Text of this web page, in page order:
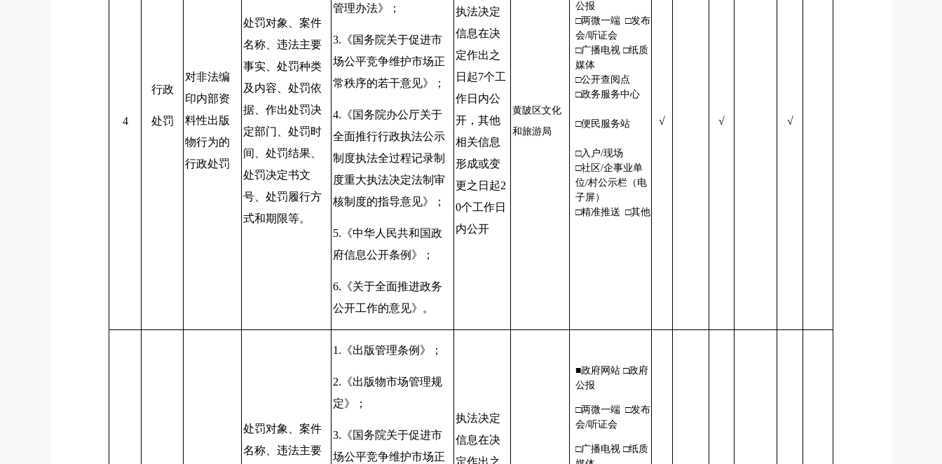
4
行政
处罚
对非法编
印内部资
料性出版
物行为的
行政处罚
处罚对象、案件
名称、违法主要
事实、处罚种类
及内容、处罚依
据、作出处罚决
定部门、处罚时
间、处罚结果、
处罚决定书文
号、处罚履行方
式和期限等。
管理办法》；
3. 《国务院关于促进市
场公平竞争维护市场正
常秩序的若干意见》；
4. 《国务院办公厅关于
全面推行行政执法公示
制度执法全过程记录制
度重大执法决定法制审
核制度的指导意见》；
5. 《中华人民共和国政
府信息公开条例》；
6. 《关于全面推进政务
公开工作的意见》
。
执法决定
信息在决
定作出之
日起7个工
作日内公
开，其他
相关信息
形成或变
更之日起2
0个工作日
内公开
黄陂区文化
和旅游局
公报
□两微一端 □发布
会/听证会
□广播电视 □纸质
媒体
□公开查阅点
□政务服务中心
□便民服务站
□入户/现场
□社区/企事业单
位/村公示栏（电
子屏）
□精准推送 □其他
√ √ √
处罚对象、案件
名称、违法主要
1. 《出版管理条例》；
2. 《出版物市场管理规
定》；
3. 《国务院关于促进市
场公平竞争维护市场正
执法决定
信息在决
定作出之
■政府网站 □政府
公报
□两微一端 □发布
会/听证会
□广播电视 □纸质